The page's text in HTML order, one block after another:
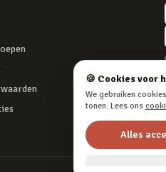
🍪 Cookies voor
We gebruiken
tonen. Lees ons
Alles